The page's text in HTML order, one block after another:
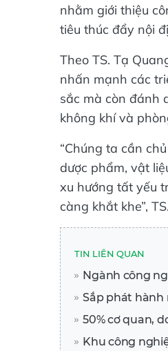
nhằm giới thiệu
tiêu thúc đẩy nội
Theo TS. Tạ
nhấn mạnh các
sắc mà còn đánh
không khí và
“Chúng ta cần
dược phẩm, vật
xu hướng tất yếu
càng khắt khe”,
TIN LIÊN QUAN
Ngành công
Sắp phát hành
50% cơ quan,
Khu công